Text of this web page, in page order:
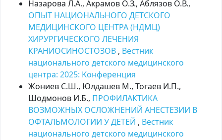
Назарова Л.А., Акрамов О.З., Аблязов О.В.,
ОПЫТ НАЦИОНАЛЬНОГО ДЕТСКОГО
МЕДИЦИНСКОГО ЦЕНТРА (НДМЦ)
ХИРУРГИЧЕСКОГО ЛЕЧЕНИЯ
КРАНИОСИНОСТОЗОВ , Вестник
национального детского медицинского
центра: 2025: Kонференция
Жониев С.Ш., Юлдашев М., Тогаев И.П.,
Шодмонов И.Б., ПРОФИЛАКТИКА
ВОЗМОЖНЫХ ОСЛОЖНЕНИЙ АНЕСТЕЗИИ В
ОФТАЛЬМОЛОГИИ У ДЕТЕЙ , Вестник
национального детского медицинского